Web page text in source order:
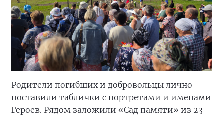
Родители погибших и добровольцы лично
поставили таблички с портретами и именами
Героев. Рядом заложили «Сад памяти» из 23